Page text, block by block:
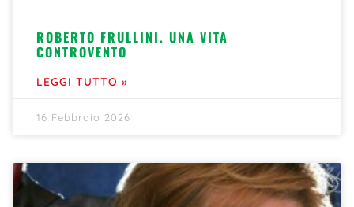
ROBERTO FRULLINI. UNA VITA
CONTROVENTO
LEGGI TUTTO »
16 Febbraio 2026